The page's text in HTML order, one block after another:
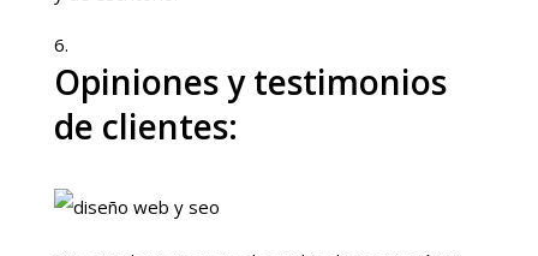
Opiniones y testimonios
de clientes: